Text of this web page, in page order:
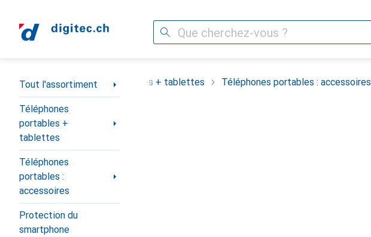
Recherche
Navigation par catégorie
Tout l'assortiment
Téléphones
portables +
tablettes
Téléphones
portables :
accessoires
Protection du
smartphone
Téléphones portables + tablettes Téléphones portables : accessoires